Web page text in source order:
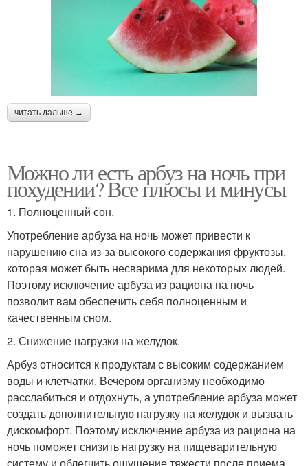
читать дальше →
Можно ли есть арбуз на ночь при
похудении? Все плюсы и минусы
1. Полноценный сон.
Употребление арбуза на ночь может привести к
нарушению сна из-за высокого содержания фруктозы,
которая может быть несварима для некоторых людей.
Поэтому исключение арбуза из рациона на ночь
позволит вам обеспечить себя полноценным и
качественным сном.
2. Снижение нагрузки на желудок.
Арбуз относится к продуктам с высоким содержанием
воды и клетчатки. Вечером организму необходимо
расслабиться и отдохнуть, а употребление арбуза может
создать дополнительную нагрузку на желудок и вызвать
дискомфорт. Поэтому исключение арбуза из рациона на
ночь поможет снизить нагрузку на пищеварительную